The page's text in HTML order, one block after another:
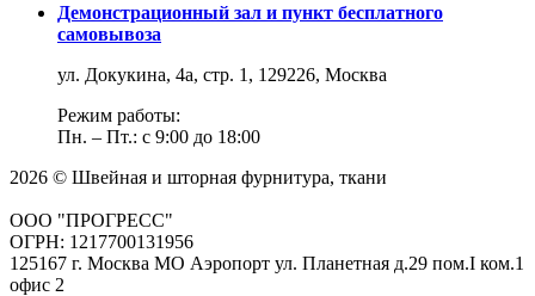
Демонстрационный зал и пункт бесплатного
самовывоза
ул. Докукина, 4а, стр. 1, 129226, Москва
Режим работы:
Пн. – Пт.: с 9:00 до 18:00
2026 © Швейная и шторная фурнитура, ткани
ООО "ПРОГРЕСС"
ОГРН: 1217700131956
125167 г. Москва МО Аэропорт ул. Планетная д.29 пом.I ком.1
офис 2